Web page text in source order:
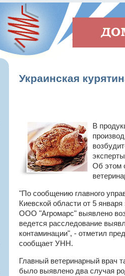
Украинская
В
Об этом
"По сообщению главного
Киевской области от 5
ООО "Агромарс" выявлено
ведется расследование
контаминации", - отметил
сообщает УНН.
Главный ветеринарный врач
было выявлено два случая